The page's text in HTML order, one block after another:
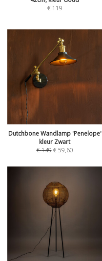
€ 119
Dutchbone Wandlamp 'Penelope'
kleur Zwart
€149 €59,60